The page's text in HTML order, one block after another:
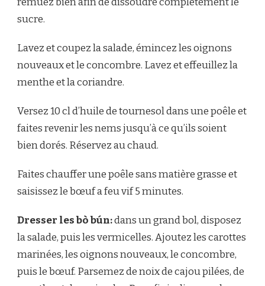
sucre.
Lavez et coupez la salade, émincez les oignons
nouveaux et le concombre. Lavez et effeuillez la
menthe et la coriandre.
Versez 10 cl d’huile de tournesol dans une poêle et
faites revenir les nems jusqu’à ce qu’ils soient
bien dorés. Réservez au chaud.
Faites chauffer une poêle sans matière grasse et
saisissez le bœuf a feu vif 5 minutes.
Dresser les bò bún:dans un grand bol, disposez
la salade, puis les vermicelles. Ajoutez les carottes
marinées, les oignons nouveaux, le concombre,
puis le bœuf. Parsemez de noix de cajou pilées, de